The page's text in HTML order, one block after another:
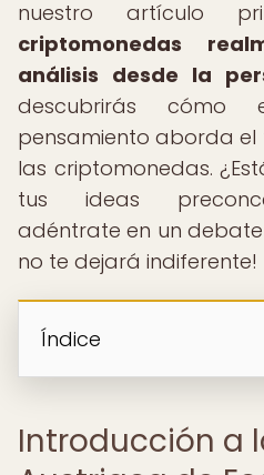
nuestro artículo
criptomonedas
análisis desde la
descubrirás cómo
pensamiento aborda
las criptomonedas.
tus ideas
adéntrate en un
no te dejará indiferente!
Índice
Introducción a